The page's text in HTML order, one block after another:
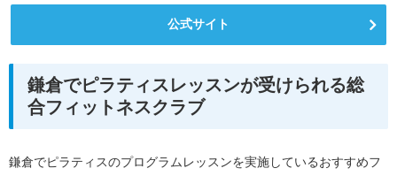
公式サイト
鎌倉でピラティスレッスンが受けられる総
合フィットネスクラブ
鎌倉でピラティスのプログラムレッスンを実施しているおすすめフ